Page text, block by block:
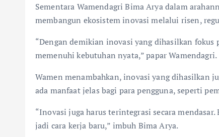
Sementara Wamendagri Bima Arya dalam
membangun ekosistem inovasi melalui risen,
“Dengan demikian inovasi yang dihasilkan fokus
memenuhi kebutuhan nyata,” papar Wamendagri.
Wamen menambahkan, inovasi yang dihasilkan
ada manfaat jelas bagi para pengguna, seperti
“Inovasi juga harus terintegrasi secara
jadi cara kerja baru,” imbuh Bima Arya.